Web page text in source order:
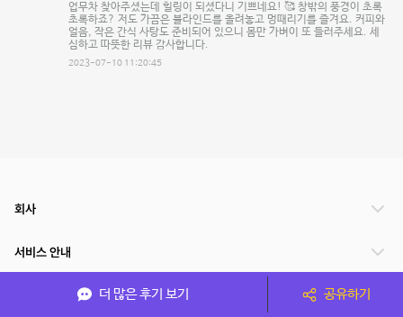
업무차 찾아주셨는데 힐링이 되셨다니 기쁘네요! 🥰 창밖의 풍경이 초록
초록하죠? 저도 가끔은 블라인드를 올려놓고 멍때리기를 즐겨요. 커피와
얼음, 작은 간식 사탕도 준비되어 있으니 몸만 가벼이 또 들러주세요. 세
심하고 따뜻한 리뷰 감사합니다.
2023-07-10 11:20:45
더 많은 후기 보기 공유하기
회사
서비스 안내